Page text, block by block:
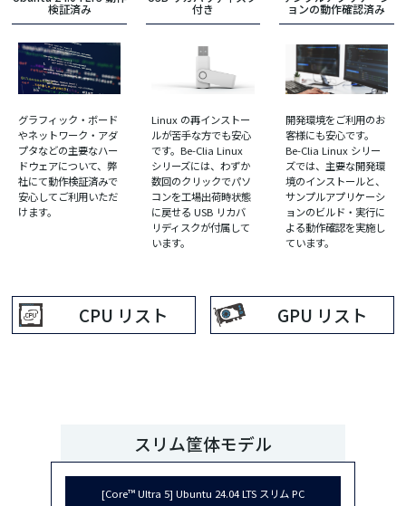
検証済み
グラフィック・ボード
やネットワーク・アダ
プタなどの主要なハー
ドウェアについて、弊
社にて動作検証済みで
安心してご利用いただ
けます。
付き
Linux の再インストー
ルが苦手な方でも安心
です。Be-Clia Linux
シリーズには、わずか
数回のクリックでパソ
コンを工場出荷時状態
に戻せる USB リカバ
リディスクが付属して
います。
ョンの動作確認済み
開発環境をご利用のお
客様にも安心です。
Be-Clia Linux シリー
ズでは、主要な開発環
境のインストールと、
サンプルアプリケーシ
ョンのビルド・実行に
よる動作確認を実施し
ています。
CPU リスト GPU リスト
スリム筐体モデル
[Core™ Ultra 5] Ubuntu 24.04 LTS スリム PC